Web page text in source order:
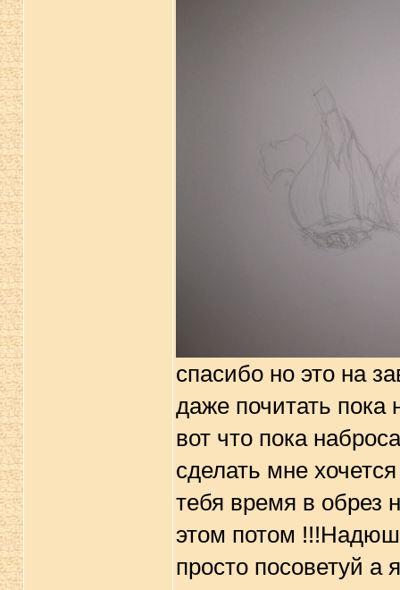
спасибо но это на
даже почитать пока
вот что пока
сделать мне
тебя время в обрез
этом потом !!!Надюш
просто посоветуй а